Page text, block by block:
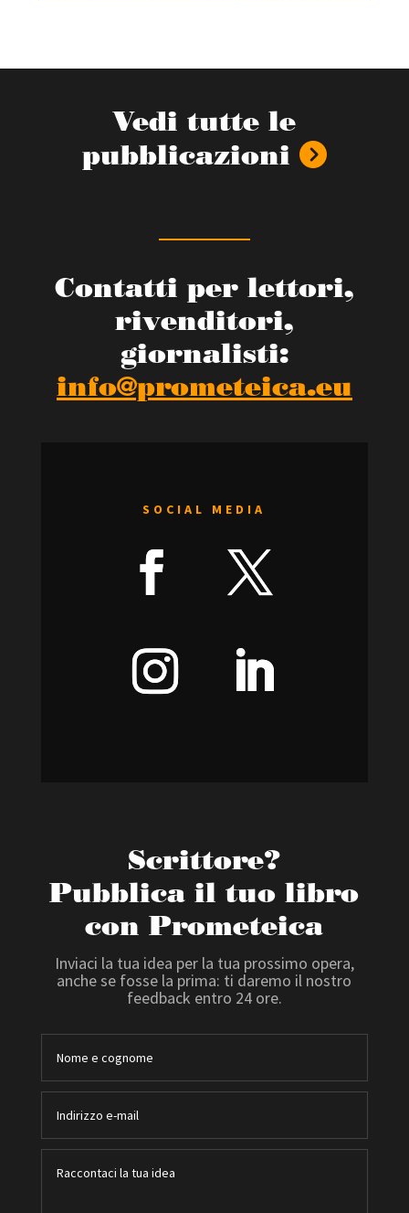
Vedi tutte le
pubblicazioni
Contatti per lettori,
rivenditori,
giornalisti:
info@prometeica.eu
SOCIAL MEDIA
Scrittore?
Pubblica il tuo libro
con Prometeica
Inviaci la tua idea per la tua prossimo opera,
anche se fosse la prima: ti daremo il nostro
feedback entro 24 ore.